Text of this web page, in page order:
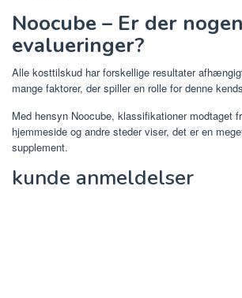
Noocube – Er der nogen
evalueringer?
Alle kosttilskud har forskellige resultater
mange faktorer, der spiller en rolle for denne
Med hensyn Noocube, klassifikationer modtaget
hjemmeside og andre steder viser, det er en
supplement.
kunde anmeldelser